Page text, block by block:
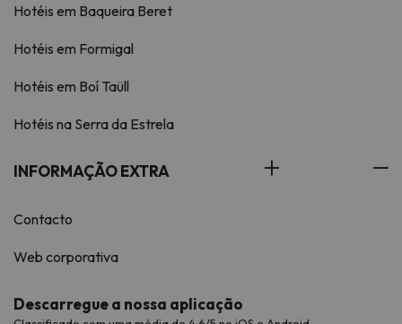
Hotéis em Baqueira Beret
Hotéis em Formigal
Hotéis em Boí Taüll
Hotéis na Serra da Estrela
INFORMAÇÃO EXTRA
Contacto
Web corporativa
Descarregue a nossa aplicação